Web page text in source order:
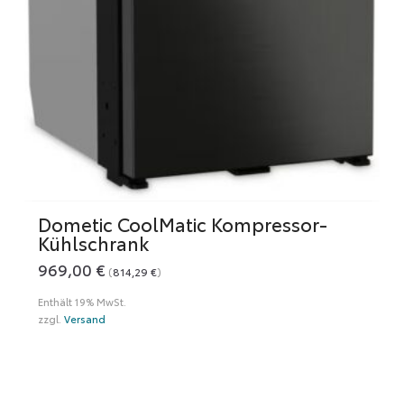
Dometic CoolMatic Kompressor-
Kühlschrank
969,00 € (814,29 €)
Enthält 19% MwSt.
zzgl. Versand